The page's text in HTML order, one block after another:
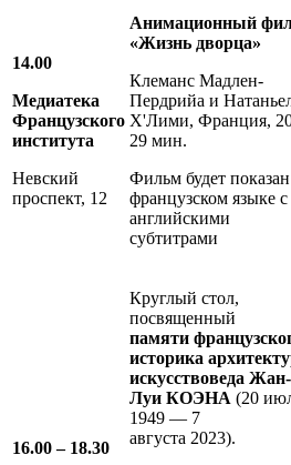
14.00
Медиатека
Французского
института
Невский
проспект, 12
Анимационный
«Жизнь дворца»
Клеманс Мадлен-
Пердрийа и
Х'Лими, Франция,
29 мин.
Фильм будет
французском языке с
английскими
субтитрами
16.00 – 18.30
Круглый стол,
посвященный
памяти
историка
искусствоведа Жан-
Луи КОЭНА (20
1949 — 7
августа 2023).